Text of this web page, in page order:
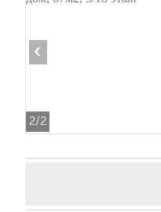
2/2
‹